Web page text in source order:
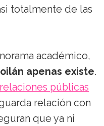
totalmente de las
académico,
apenas existe.
públicas
relación con
que ya ni